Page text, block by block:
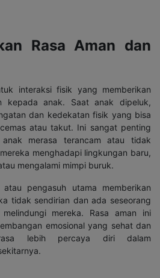
Rasa Aman dan
interaksi fisik yang memberikan
kepada anak. Saat anak dipeluk,
dan kedekatan fisik yang bisa
atau takut. Ini sangat penting
merasa terancam atau tidak
menghadapi lingkungan baru,
mengalami mimpi buruk.
pengasuh utama memberikan
tidak sendirian dan ada seseorang
mereka. Rasa aman ini
emosional yang sehat dan
lebih percaya diri dalam